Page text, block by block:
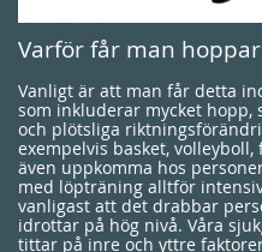
Varför får man
Vanligt är att man får detta
som inkluderar mycket hopp,
och plötsliga
exempelvis basket, volleyboll,
även uppkomma hos
med löpträning alltför
vanligast att det drabbar
idrottar på hög nivå. Våra
tittar på inre och yttre